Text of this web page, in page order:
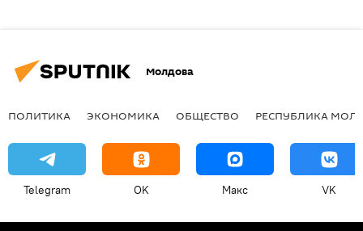
Молдова
ПОЛИТИКА ЭКОНОМИКА ОБЩЕСТВО РЕСПУБЛИКА
Telegram OK Макс VK